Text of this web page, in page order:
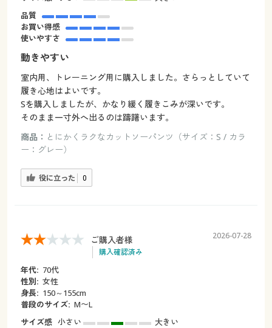
品質
お買い得感
使いやすさ
動きやすい
室内用、トレーニング用に購入しました。さらっとしていて
履き心地はよいです。
Sを購入しましたが、かなり緩く履きこみが深いです。
そのまま一寸外へ出るのは躊躇います。
商品： とにかくラクなカットソーパンツ（サイズ：S / カラ
ー：グレー）
役に立った 0
ご購入者様
購入確認済み
2026-07-28
年代: 70代
性別: 女性
身長: 150～155cm
普段のサイズ: M〜L
サイズ感 小さい
大きい